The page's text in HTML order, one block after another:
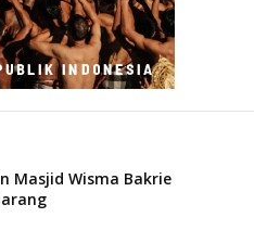
Masjid Wisma Bakrie